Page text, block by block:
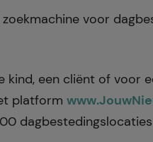
voor
een cliënt of voor
platform